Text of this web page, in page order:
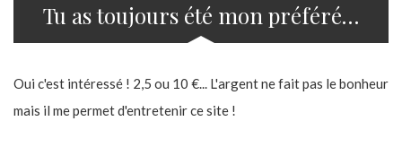
Tu as toujours été mon préféré…
Oui c'est intéressé ! 2,5 ou 10 €... L'argent ne fait pas le bonheur
mais il me permet d'entretenir ce site !